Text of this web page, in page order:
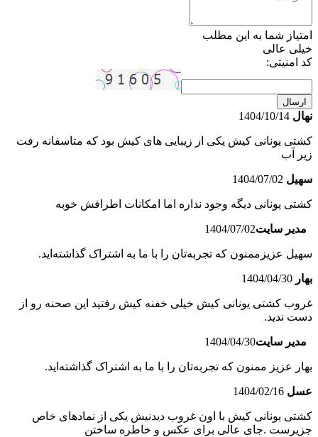
امتیاز شما به این مطلب
خیلی عالی
کد امنیتی:
ارسال
نهال 1404/10/14
کشتی یونانی کیش یکی از زیبایی های کیش بود که متاسفانه رفت
زیر آب
سهیل 1404/07/02
کشتی یونانی دیگه وجود نداره اما امکانات اطرافش خوبه
مدیر سایت1404/07/02
سهیل عزیزممنون که تجربه‌تان را با ما به اشتراک گذاشته‌اید.
بهار 1404/04/30
غروب کشتی یونانی کیش خیلی خفنه کیش رفتید این صحنه رو از
دست ندید.
مدیر سایت1404/04/30
بهار عزیز ممنون که تجربه‌تان را با ما به اشتراک گذاشته‌اید.
عسل 1404/02/16
کشتی یونانی کیش با اون غروب دیدنیش یکی از نمادهای خاص
جزیرست .جای عالی برای عکس و خاطره ساختن